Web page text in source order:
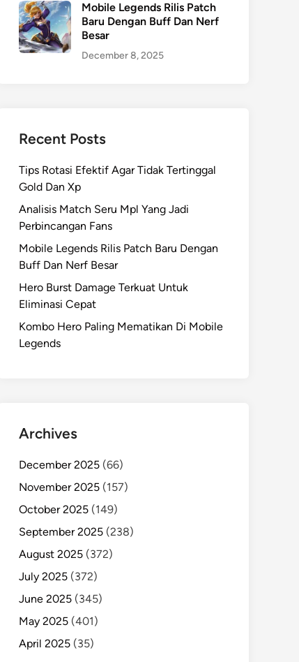
Mobile Legends Rilis Patch
Baru Dengan Buff Dan Nerf
Besar
December 8, 2025
Recent Posts
Tips Rotasi Efektif Agar Tidak Tertinggal
Gold Dan Xp
Analisis Match Seru Mpl Yang Jadi
Perbincangan Fans
Mobile Legends Rilis Patch Baru Dengan
Buff Dan Nerf Besar
Hero Burst Damage Terkuat Untuk
Eliminasi Cepat
Kombo Hero Paling Mematikan Di Mobile
Legends
Archives
December 2025 (66)
November 2025 (157)
October 2025 (149)
September 2025 (238)
August 2025 (372)
July 2025 (372)
June 2025 (345)
May 2025 (401)
April 2025 (35)